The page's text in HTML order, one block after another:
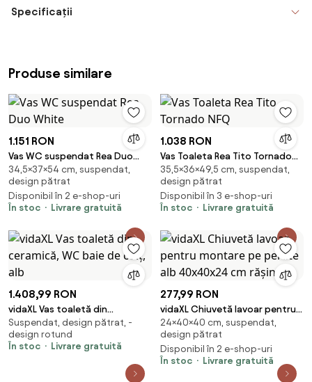
Specificații
Produse similare
1.151 RON
Vas WC suspendat Rea Duo
White
34,5×37×54 cm, suspendat,
design pătrat
Disponibil în 2 e-shop-uri
În stoc
Livrare gratuită
1.038 RON
Vas Toaleta Rea Tito Tornado
NFQ
35,5×36×49,5 cm, suspendat,
design pătrat
Disponibil în 3 e-shop-uri
În stoc
Livrare gratuită
1.408,99 RON
vidaXL Vas toaletă din
ceramică, WC baie de colț, alb
Suspendat, design pătrat, -
design rotund
În stoc
Livrare gratuită
277,99 RON
vidaXL Chiuvetă lavoar pentru
montare pe perete alb
40x40x24 cm rășină
24×40×40 cm, suspendat,
design pătrat
Disponibil în 2 e-shop-uri
În stoc
Livrare gratuită